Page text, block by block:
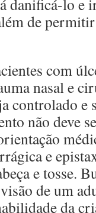
danificá-lo e
de
com
nasal e
controlado
não deve
e
e tosse.
de um
da